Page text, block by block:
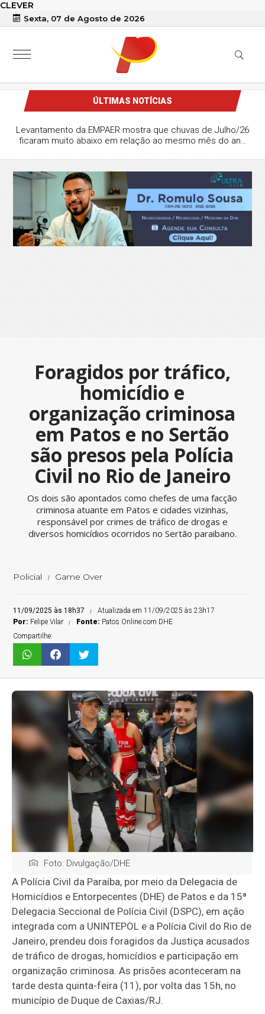
CLEVER
Sexta, 07 de Agosto de 2026
ÚLTIMAS NOTÍCIAS
Levantamento da EMPAER mostra que chuvas de Julho/26
ficaram muito abaixo em relação ao mesmo mês do ano
Foragidos por tráfico,
homicídio e
organização criminosa
em Patos e no Sertão
são presos pela Polícia
Civil no Rio de Janeiro
Os dois são apontados como chefes de uma facção
criminosa atuante em Patos e cidades vizinhas,
responsável por crimes de tráfico de drogas e
diversos homicídios ocorridos no Sertão paraibano.
Policial Game Over
11/09/2025 às 18h37
Atualizada em 11/09/2025 às 23h17
Por: Felipe Vilar Fonte: Patos Online com DHE
Compartilhe:
Foto: Divulgação/DHE
A Polícia Civil da Paraíba, por meio da Delegacia de
Homicídios e Entorpecentes (DHE) de Patos e da 15ª
Delegacia Seccional de Polícia Civil (DSPC), em ação
integrada com a UNINTEPOL e a Polícia Civil do Rio de
Janeiro, prendeu dois foragidos da Justiça acusados
de tráfico de drogas, homicídios e participação em
organização criminosa. As prisões aconteceram na
tarde desta quinta-feira (11), por volta das 15h, no
município de Duque de Caxias/RJ.